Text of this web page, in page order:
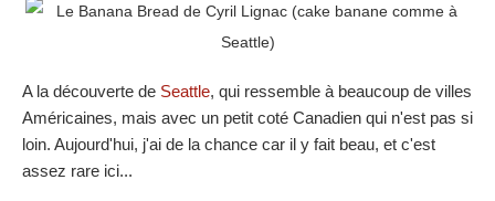
A la découverte de Seattle, qui ressemble à beaucoup de villes
Américaines, mais avec un petit coté Canadien qui n'est pas si
loin. Aujourd'hui, j'ai de la chance car il y fait beau, et c'est
assez rare ici...